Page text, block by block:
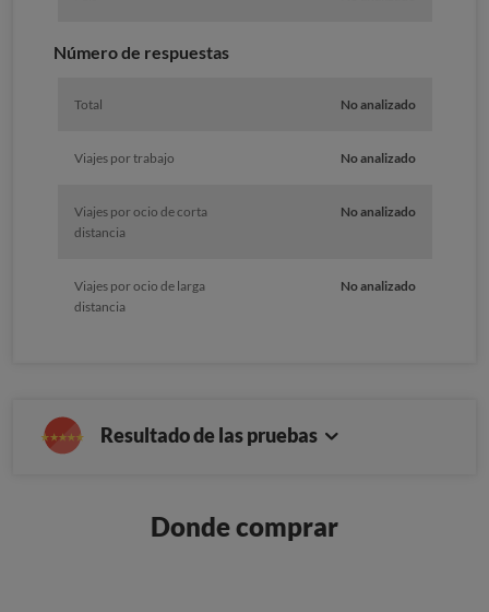
Número de respuestas
Total No analizado
Viajes por trabajo No analizado
Viajes por ocio de corta
distancia
No analizado
Viajes por ocio de larga
distancia
No analizado
Resultado de las pruebas
Donde comprar